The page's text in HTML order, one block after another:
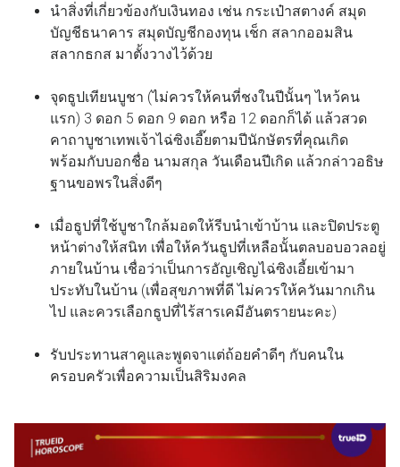
นำสิ่งที่เกี่ยวข้องกับเงินทอง เช่น กระเป๋าสตางค์ สมุด
บัญชีธนาคาร สมุดบัญชีกองทุน เช็ก สลากออมสิน
สลากธกส มาตั้งวางไว้ด้วย
จุดธูปเทียนบูชา (ไม่ควรให้คนที่ชงในปีนั้นๆ ไหว้คน
แรก) 3 ดอก 5 ดอก 9 ดอก หรือ 12 ดอกก็ได้ แล้วสวด
คาถาบูชาเทพเจ้าไฉ่ซิงเอี๊ยตามปีนักษัตรที่คุณเกิด
พร้อมกับบอกชื่อ นามสกุล วันเดือนปีเกิด แล้วกล่าวอธิษ
ฐานขอพรในสิ่งดีๆ
เมื่อธูปที่ใช้บูชาใกล้มอดให้รีบนำเข้าบ้าน และปิดประตู
หน้าต่างให้สนิท เพื่อให้ควันธูปที่เหลือนั้นตลบอบอวลอยู่
ภายในบ้าน เชื่อว่าเป็นการอัญเชิญไฉ่ซิงเอี้ยเข้ามา
ประทับในบ้าน (เพื่อสุขภาพที่ดี ไม่ควรให้ควันมากเกิน
ไป และควรเลือกธูปที่ไร้สารเคมีอันตรายนะคะ)
รับประทานสาคูและพูดจาแต่ถ้อยคำดีๆ กับคนใน
ครอบครัวเพื่อความเป็นสิริมงคล